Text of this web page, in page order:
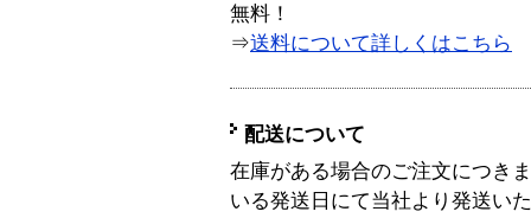
無料！
⇒送料について詳しくはこちら
配送について
在庫がある場合のご注文につき
いる発送日にて当社より発送い